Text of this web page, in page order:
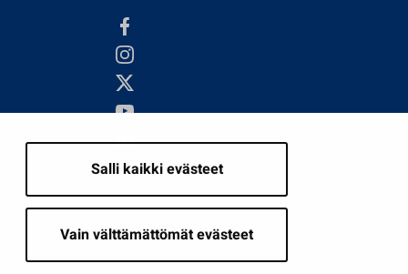
Salli kaikki evästeet
Vain välttämättömät evästeet